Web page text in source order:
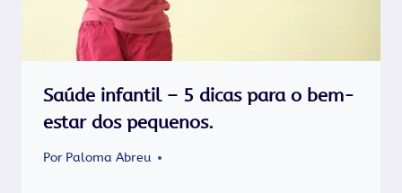
Saúde infantil – 5 dicas para o bem-
estar dos pequenos.
Por Paloma Abreu